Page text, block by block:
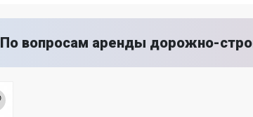
По вопросам аренды дорожно-